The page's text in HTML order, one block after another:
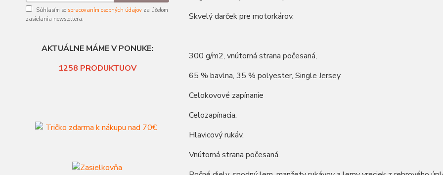
Súhlasím so spracovaním osobných údajov za účelom
zasielania newslettera.
AKTUÁLNE MÁME V PONUKE:
1258 PRODUKTUOV
Skvelý darček pre motorkárov.
300 g/m2, vnútorná strana počesaná,
65 % bavlna, 35 % polyester, Single Jersey
Celokovové zapínanie
Celozapínacia.
Hlavicový rukáv.
Vnútorná strana počesaná.